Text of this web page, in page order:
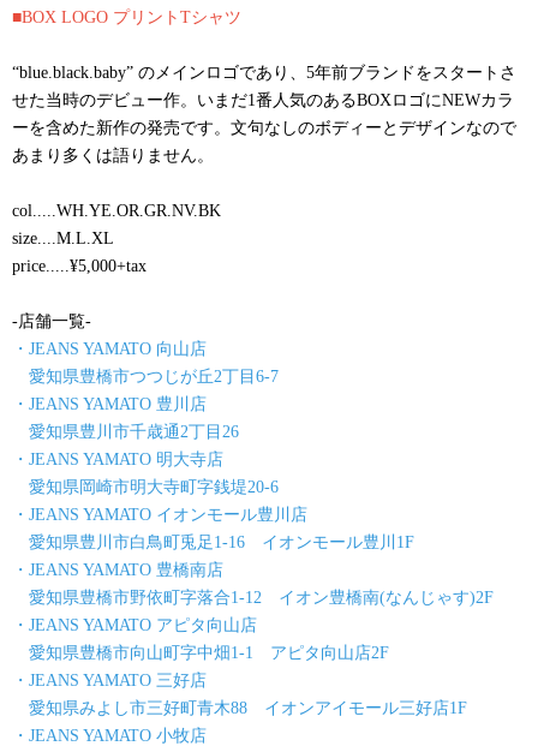
■BOX LOGO プリントTシャツ
“blue.black.baby” のメインロゴであり、5年前ブランドをスタートさ
せた当時のデビュー作。いまだ1番人気のあるBOXロゴにNEWカラ
ーを含めた新作の発売です。文句なしのボディーとデザインなので
あまり多くは語りません。
col.....WH.YE.OR.GR.NV.BK
size....M.L.XL
price.....¥5,000+tax
-店舗一覧-
・JEANS YAMATO 向山店
愛知県豊橋市つつじが丘2丁目6-7
・JEANS YAMATO 豊川店
愛知県豊川市千歳通2丁目26
・JEANS YAMATO 明大寺店
愛知県岡崎市明大寺町字銭堤20-6
・JEANS YAMATO イオンモール豊川店
愛知県豊川市白鳥町兎足1-16 イオンモール豊川1F
・JEANS YAMATO 豊橋南店
愛知県豊橋市野依町字落合1-12 イオン豊橋南(なんじゃす)2F
・JEANS YAMATO アピタ向山店
愛知県豊橋市向山町字中畑1-1 アピタ向山店2F
・JEANS YAMATO 三好店
愛知県みよし市三好町青木88 イオンアイモール三好店1F
・JEANS YAMATO 小牧店